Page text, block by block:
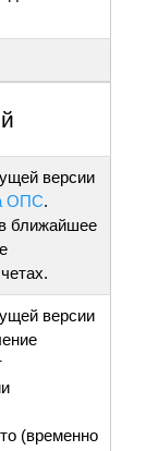
версии
ОПС.
ближайшее
версии
(временно